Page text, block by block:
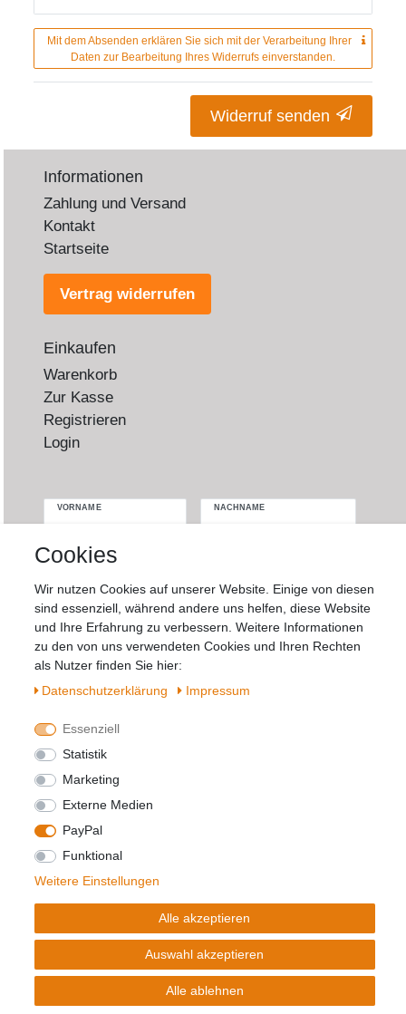
Mit dem Absenden erklären Sie sich mit der Verarbeitung Ihrer
Daten zur Bearbeitung Ihres Widerrufs einverstanden.
Widerruf senden
Informationen
Zahlung und Versand
Kontakt
Startseite
Vertrag widerrufen
Einkaufen
Warenkorb
Zur Kasse
Registrieren
Login
VORNAME NACHNAME
E-MAIL **
Newsletter
Hiermit bestätige ich, dass ich dieDaten­
schutz­erklärunggelesen habe. Meine
Einwilligung kann ich jederzeit widerrufen.**
** Hierbei handelt es sich um ein Pflichtfeld.
Daten­schutz­erklärung
© Copyright 2026 | Alle Rechte vorbehalten.
Realisierung und Umsetzung byeCommerce-factory
Cookies
Wir nutzen Cookies auf unserer Website. Einige von diesen
sind essenziell, während andere uns helfen, diese Website
und Ihre Erfahrung zu verbessern. Weitere Informationen
zu den von uns verwendeten Cookies und Ihren Rechten
als Nutzer finden Sie hier:
Daten­schutz­erklärung
Impressum
Essenziell
Statistik
Marketing
Externe Medien
PayPal
Funktional
Weitere Einstellungen
Alle akzeptieren
Auswahl akzeptieren
Alle ablehnen